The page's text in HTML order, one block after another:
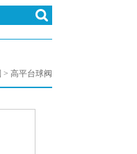
> 高平台球阀